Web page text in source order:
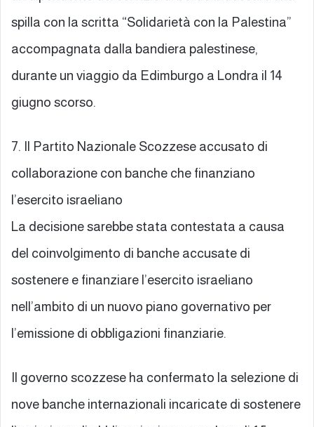
spilla con la scritta “Solidarietà con la Palestina”
accompagnata dalla bandiera palestinese,
durante un viaggio da Edimburgo a Londra il 14
giugno scorso.
7. Il Partito Nazionale Scozzese accusato di
collaborazione con banche che finanziano
l’esercito israeliano
La decisione sarebbe stata contestata a causa
del coinvolgimento di banche accusate di
sostenere e finanziare l’esercito israeliano
nell’ambito di un nuovo piano governativo per
l’emissione di obbligazioni finanziarie.
Il governo scozzese ha confermato la selezione di
nove banche internazionali incaricate di sostenere